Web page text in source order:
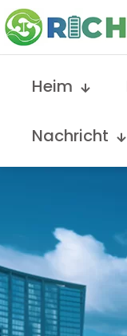
Heim
Nachricht